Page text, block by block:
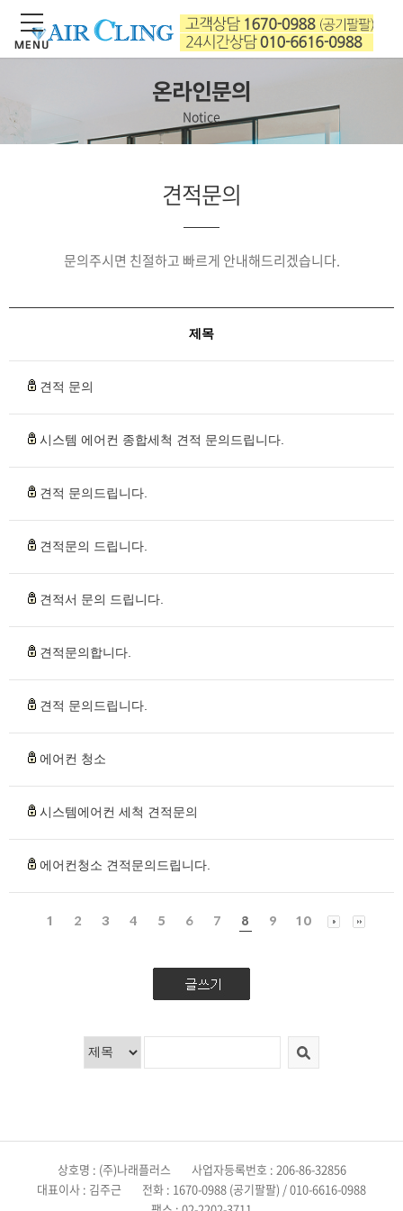
온라인문의
Notice
견적문의
문의주시면 친절하고 빠르게 안내해드리겠습니다.
제목
견적 문의
시스템 에어컨 종합세척 견적 문의드립니다.
견적 문의드립니다.
견적문의 드립니다.
견적서 문의 드립니다.
견적문의합니다.
견적 문의드립니다.
에어컨 청소
시스템에어컨 세척 견적문의
에어컨청소 견적문의드립니다.
1 2 3 4 5 6 7 8 9 10
상호명 : (주)나래플러스
사업자등록번호 : 206-86-32856
대표이사 : 김주근
전화 : 1670-0988 (공기팔팔) / 010-6616-0988